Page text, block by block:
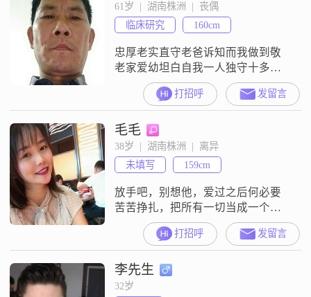
61岁  |  湖南株洲  |  丧偶
临床研究
160cm
忠厚老实直守老爸诉知而我做到敬
老家爱幼坦白自我一人独守十多年
得狐独愿有缘分的人守候终老
打招呼 发留言
毛毛
38岁  |  湖南株洲  |  离异
未填写
159cm
放手吧，别想他，爱过之后何必要
苦苦挣扎，把所有一切当成一个笑
话，这世界有很多爱你的人
打招呼 发留言
李先生
32岁